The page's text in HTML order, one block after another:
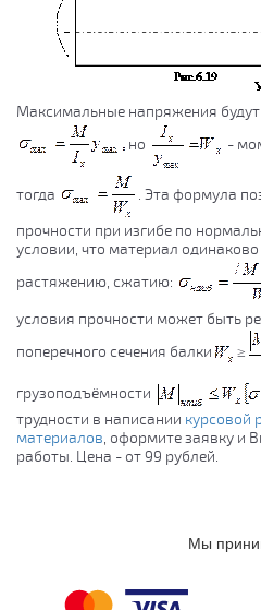
Максимальные напряжения будут
но
-
тогда
. Эта формула
прочности при изгибе по
условии, что материал
растяжению, сжатию:
условия прочности может быть
поперечного сечения балки
≥
грузоподъёмности
трудности в написании курсовой
материалов , оформите заявку и
работы. Цена - от 99 рублей.
Мы